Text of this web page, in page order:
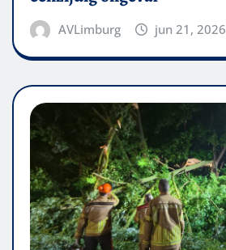
AVLimburg jun 21, 2026